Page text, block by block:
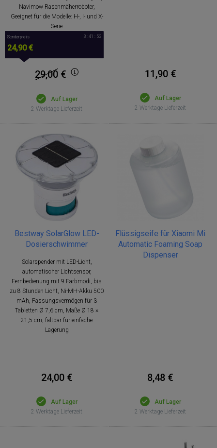
Navimow Rasenmäherroboter,
Geeignet für die Modelle: H-, I- und X-
Serie
Sonderpreis
24,90 €
3 : 41 : 53
29,00€
Auf Lager
2 Werktage Lieferzeit
11,90 €
Auf Lager
2 Werktage Lieferzeit
Bestway SolarGlow LED-
Dosierschwimmer
Solarspender mit LED-Licht,
automatischer Lichtsensor,
Fernbedienung mit 9 Farbmodi, bis
zu 8 Stunden Licht, Ni-MH-Akku 500
mAh, Fassungsvermögen für 3
Tabletten Ø 7,6 cm, Maße Ø 18 ×
21,5 cm, faltbar für einfache
Lagerung
24,00 €
Auf Lager
2 Werktage Lieferzeit
Flüssigseife für Xiaomi Mi
Automatic Foaming Soap
Dispenser
8,48 €
Auf Lager
2 Werktage Lieferzeit